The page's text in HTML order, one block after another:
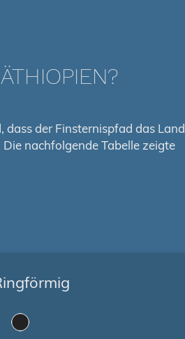
der Finsternispfad das Land
nachfolgende Tabelle zeigte